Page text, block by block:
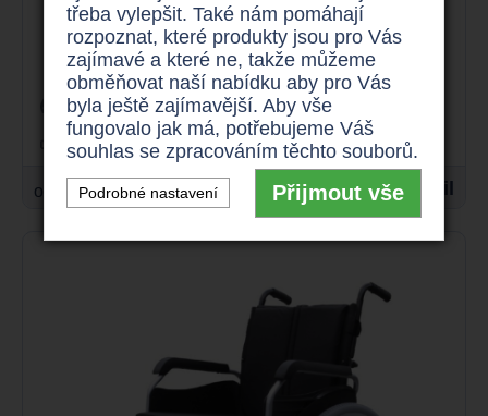
Nový invalidní vozík Breezy, šířky
sedu 35 - 60 cm
odlehčený
125 kg
skládací rám
od 19.900 Kč Detail
třeba vylepšit. Také nám pomáhají
rozpoznat, které produkty jsou pro Vás
zajímavé a které ne, takže můžeme
obměňovat naší nabídku aby pro Vás
byla ještě zajímavější. Aby vše
fungovalo jak má, potřebujeme Váš
souhlas se zpracováním těchto souborů.
Podrobné nastavení Přijmout vše